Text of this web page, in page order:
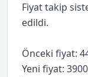
Fiyat takip
edildi.
Önceki fiyat:
Yeni fiyat: